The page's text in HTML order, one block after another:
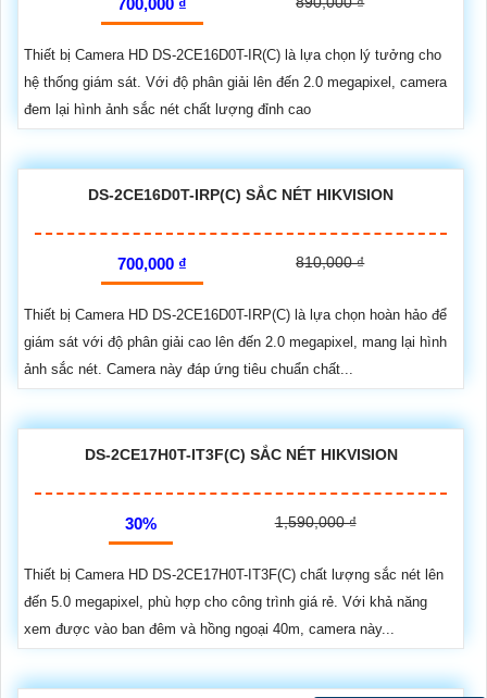
700,000 ₫
Thiết bị Camera HD DS-2CE16D0T-IR(C) là lựa chọn lý tưởng cho
hệ thống giám sát. Với độ phân giải lên đến 2.0 megapixel, camera
đem lại hình ảnh sắc nét chất lượng đỉnh cao
DS-2CE16D0T-IRP(C) SẮC NÉT HIKVISION
700,000 ₫ 810,000 ₫
Thiết bị Camera HD DS-2CE16D0T-IRP(C) là lựa chọn hoàn hảo để
giám sát với độ phân giải cao lên đến 2.0 megapixel, mang lại hình
ảnh sắc nét. Camera này đáp ứng tiêu chuẩn chất...
DS-2CE17H0T-IT3F(C) SẮC NÉT HIKVISION
30% 1,590,000 ₫
Thiết bị Camera HD DS-2CE17H0T-IT3F(C) chất lượng sắc nét lên
đến 5.0 megapixel, phù hợp cho công trình giá rẻ. Với khả năng
xem được vào ban đêm và hồng ngoại 40m, camera này...